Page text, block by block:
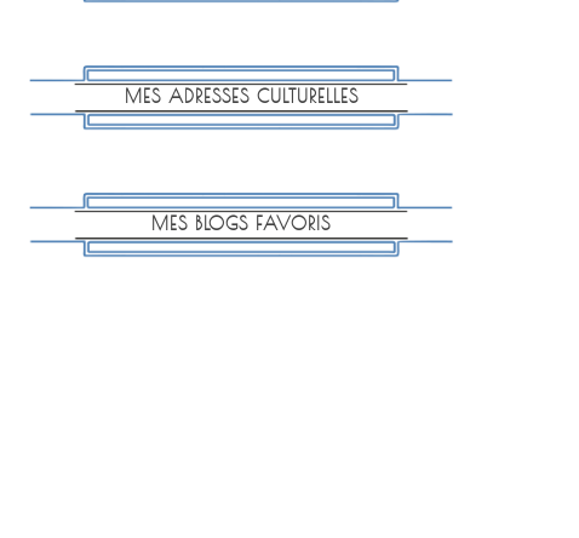
MES ADRESSES CULTURELLES
MES BLOGS FAVORIS